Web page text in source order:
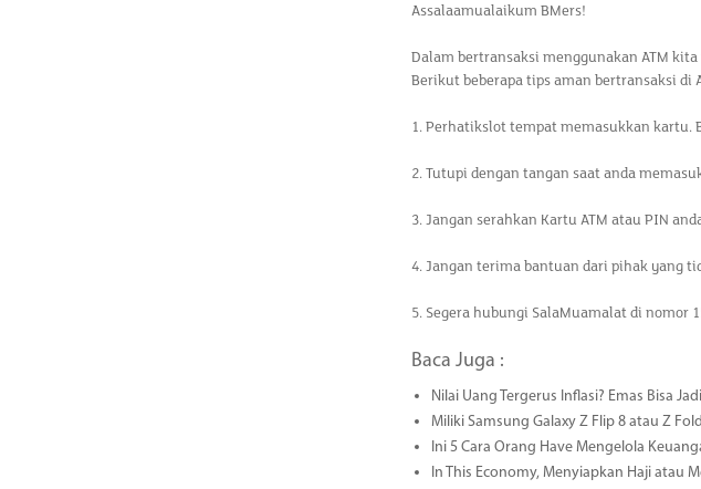
Assalaamualaikum BMers!
Dalam bertransaksi menggunakan ATM
Berikut beberapa tips aman bertransaksi di
1. Perhatikslot tempat memasukkan kartu.
2. Tutupi dengan tangan saat anda
3. Jangan serahkan Kartu ATM atau PIN
4. Jangan terima bantuan dari pihak yang
5. Segera hubungi SalaMuamalat di nomor
Baca Juga :
Nilai Uang Tergerus Inflasi? Emas Bisa
Miliki Samsung Galaxy Z Flip 8 atau Z
Ini 5 Cara Orang Have Mengelola
In This Economy, Menyiapkan Haji atau